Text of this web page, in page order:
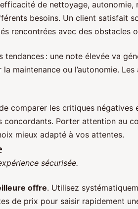
de nettoyage,
besoins. Un client satisfait
rencontrées avec des obstacles
tendances : une note élevée va
maintenance ou l’autonomie.
comparer les critiques
Porter attention au
mieux adapté à vos attentes.
sécurisée.
offre. Utilisez
de prix pour saisir rapidement